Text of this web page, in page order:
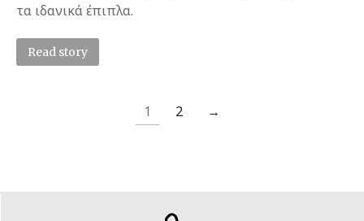
τα ιδανικά έπιπλα.
Read story
1 2 →